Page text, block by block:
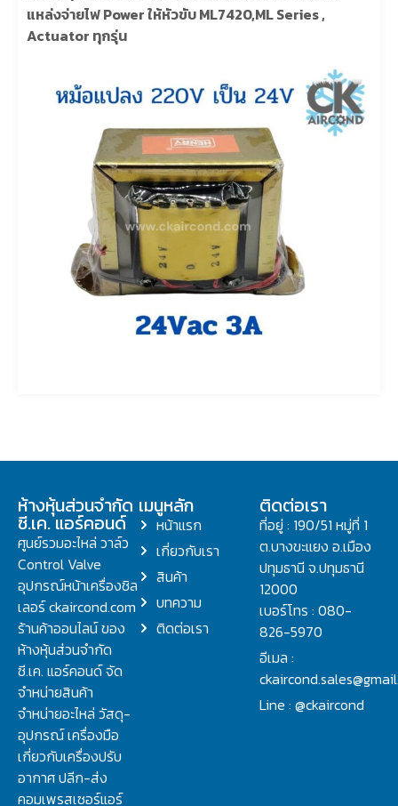
แหล่งจ่ายไฟ Power ให้หัวขับ ML7420,ML Series ,
Actuator ทุกรุ่น
ห้างหุ้นส่วนจำกัด
ซี.เค. แอร์คอนด์
ศูนย์รวมอะไหล่ วาล์ว
Control Valve
อุปกรณ์หน้าเครื่องชิล
เลอร์ ckaircond.com
ร้านค้าออนไลน์ ของ
ห้างหุ้นส่วนจำกัด
ซี.เค. แอร์คอนด์ จัด
จำหน่ายสินค้า
จำหน่ายอะไหล่ วัสดุ-
อุปกรณ์ เครื่องมือ
เกี่ยวกับเครื่องปรับ
อากาศ ปลีก-ส่ง
คอมเพรสเซอร์แอร์
เมนูหลัก
หน้าแรก
เกี่ยวกับเรา
สินค้า
บทความ
ติดต่อเรา
ติดต่อเรา
ที่อยู่ : 190/51 หมู่ที่ 1
ต.บางขะแยง อ.เมือง
ปทุมธานี จ.ปทุมธานี
12000
เบอร์โทร : 080-
826-5970
อีเมล :
Line : @ckaircond